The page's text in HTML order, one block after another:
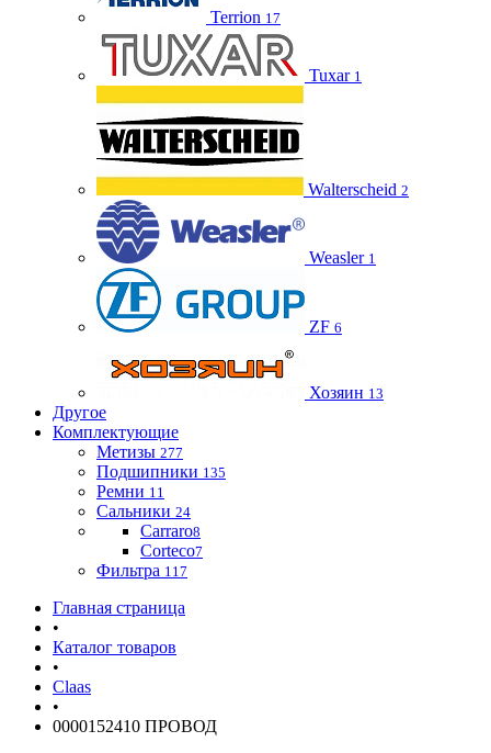
Terrion 17
Tuxar 1
Walterscheid 2
Weasler 1
ZF 6
Хозяин 13
Другое
Комплектующие
Метизы 277
Подшипники 135
Ремни 11
Сальники 24
Carraro8
Corteco7
Фильтра 117
Главная страница
•
Каталог товаров
•
Claas
•
0000152410 ПРОВОД